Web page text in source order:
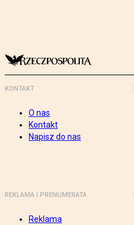
KONTAKT
O nas
Kontakt
Napisz do nas
REKLAMA I PRENUMERATA
Reklama